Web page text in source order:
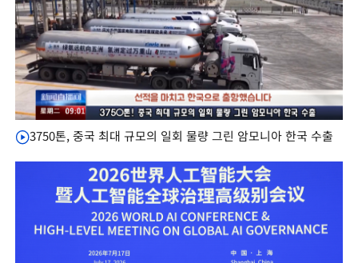
3750톤, 중국 최대 규모의 일회 물량 그린 암모니아 한국 수출